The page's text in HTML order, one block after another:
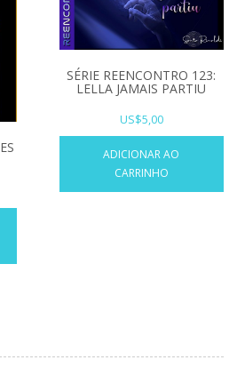
SÉRIE REENCONTRO 123:
LELLA JAMAIS PARTIU
US$5,00
ADICIONAR AO
CARRINHO